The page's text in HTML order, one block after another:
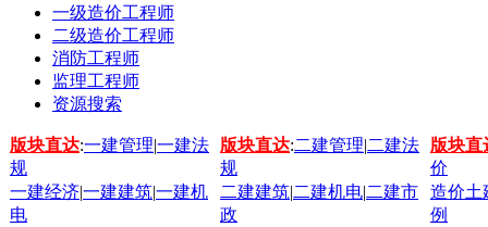
一级造价工程师
二级造价工程师
消防工程师
监理工程师
资源搜索
版块直达:一建管理|一建法
规
版块直达:二建管理|二建法
规
版块直
价
一建经济|一建建筑|一建机
电
二建建筑|二建机电|二建市
政
造价土
例